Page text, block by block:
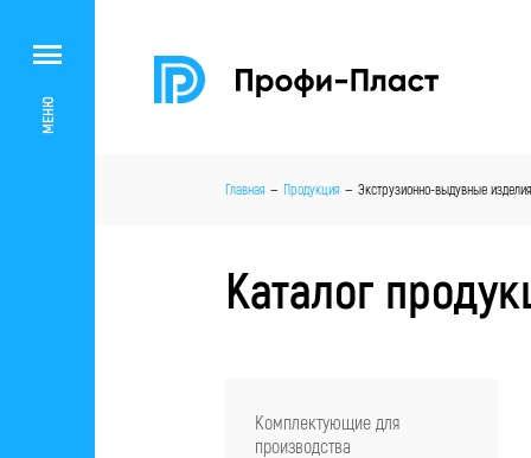
МЕНЮ
Главная Продукция Экструзионно-выдувные изделия
Каталог
Комплектующие для
производства